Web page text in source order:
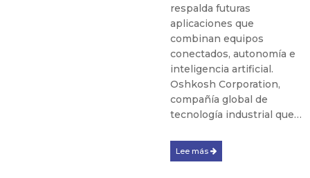
respalda futuras
aplicaciones que
combinan equipos
conectados, autonomía e
inteligencia artificial.
Oshkosh Corporation,
compañía global de
tecnología industrial que…
Lee más